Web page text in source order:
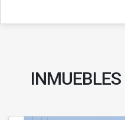
INMUEBLES